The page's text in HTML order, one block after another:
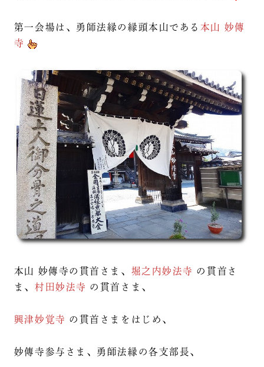
第一会場は、勇師法縁の縁頭本山である 本山 妙傳
寺
本山 妙傳寺の貫首さま、 堀之内妙法寺 の貫首さ
ま、 村田妙法寺 の貫首さま、
興津妙覚寺 の貫首さまをはじめ、
妙傳寺参与さま、勇師法縁の各支部長、